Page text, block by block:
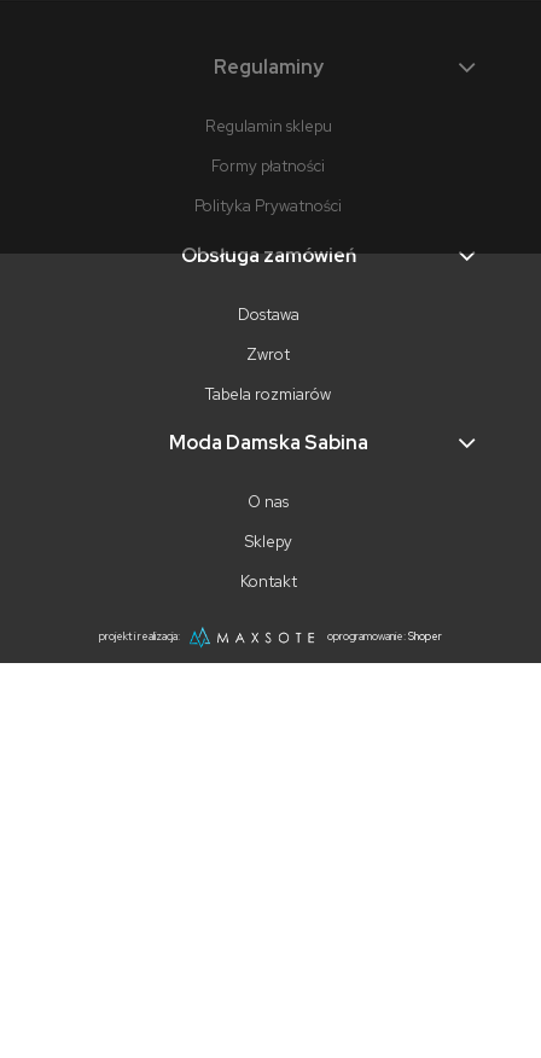
Regulaminy
Regulamin sklepu
Formy płatności
Polityka Prywatności
Obsługa zamówień
Dostawa
Zwrot
Tabela rozmiarów
Moda Damska Sabina
O nas
Sklepy
Kontakt